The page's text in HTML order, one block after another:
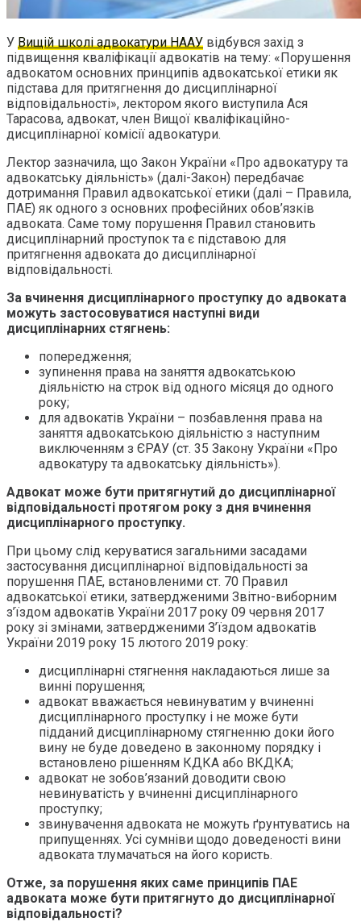
У Вищій школі адвокатури НААУ відбувся захід з
підвищення кваліфікації адвокатів на тему: «Порушення
адвокатом основних принципів адвокатської етики як
підстава для притягнення до дисциплінарної
відповідальності», лектором якого виступила Ася
Тарасова, адвокат, член Вищої кваліфікаційно-
дисциплінарної комісії адвокатури.
Лектор зазначила, що Закон України «Про адвокатуру та
адвокатську діяльність» (далі-Закон) передбачає
дотримання Правил адвокатської етики (далі – Правила,
ПАЕ) як одного з основних професійних обов’язків
адвоката. Саме тому порушення Правил становить
дисциплінарний проступок та є підставою для
притягнення адвоката до дисциплінарної
відповідальності.
За вчинення дисциплінарного проступку до адвоката
можуть застосовуватися наступні види
дисциплінарних стягнень:
попередження;
зупинення права на заняття адвокатською
діяльністю на строк від одного місяця до одного
року;
для адвокатів України – позбавлення права на
заняття адвокатською діяльністю з наступним
виключенням з ЄРАУ (ст. 35 Закону України «Про
адвокатуру та адвокатську діяльність»).
Адвокат може бути притягнутий до дисциплінарної
відповідальності протягом року з дня вчинення
дисциплінарного проступку.
При цьому слід керуватися загальними засадами
застосування дисциплінарної відповідальності за
порушення ПАЕ, встановленими ст. 70 Правил
адвокатської етики, затвердженими Звітно-виборним
з’їздом адвокатів України 2017 року 09 червня 2017
року зі змінами, затвердженими З’їздом адвокатів
України 2019 року 15 лютого 2019 року:
дисциплінарні стягнення накладаються лише за
винні порушення;
адвокат вважається невинуватим у вчиненні
дисциплінарного проступку і не може бути
підданий дисциплінарному стягненню доки його
вину не буде доведено в законному порядку і
встановлено рішенням КДКА або ВКДКА;
адвокат не зобов’язаний доводити свою
невинуватість у вчиненні дисциплінарного
проступку;
звинувачення адвоката не можуть ґрунтуватись на
припущеннях. Усі сумніви щодо доведеності вини
адвоката тлумачаться на його користь.
Отже, за порушення яких саме принципів ПАЕ
адвоката може бути притягнуто до дисциплінарної
відповідальності?